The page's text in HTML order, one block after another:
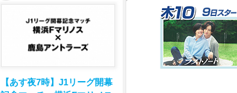
【あす夜7時】 J1リーグ開幕